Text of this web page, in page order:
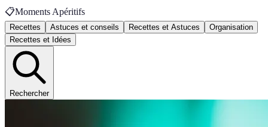
📋Moments Apéritifs
Recettes Astuces et conseils Recettes et Astuces
Organisation
Recettes et Idées
Rechercher